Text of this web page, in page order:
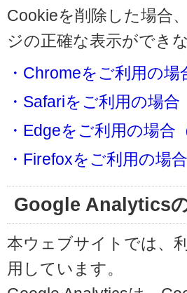
Cookieを削除した場合
ジの正確な表示ができ
・Chromeをご利用の
・Safariをご利用の場
・Edgeをご利用の場
・Firefoxをご利用の場
Google Analytics
本ウェブサイトでは、
用しています。